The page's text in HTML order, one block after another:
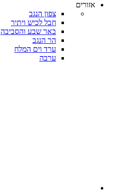
אזורים
צפון הנגב
חבל לכיש ויתיר
באר שבע והסביבה
הר הנגב
ערד וים המלח
ערבה